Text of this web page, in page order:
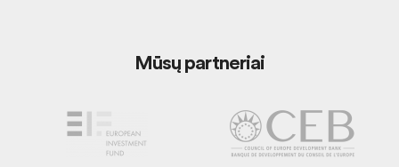
Mūsų partneriai